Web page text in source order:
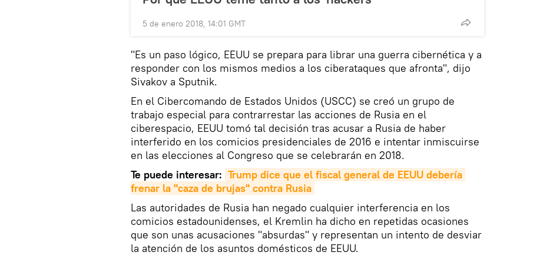
5 de enero 2018, 14:01 GMT
"Es un paso lógico, EEUU se prepara para librar una guerra cibernética y a
responder con los mismos medios a los ciberataques que afronta", dijo
Sivakov a Sputnik.
En el Cibercomando de Estados Unidos (USCC) se creó un grupo de
trabajo especial para contrarrestar las acciones de Rusia en el
ciberespacio, EEUU tomó tal decisión tras acusar a Rusia de haber
interferido en los comicios presidenciales de 2016 e intentar inmiscuirse
en las elecciones al Congreso que se celebrarán en 2018.
Te puede interesar: Trump dice que el fiscal general de EEUU debería
frenar la "caza de brujas" contra Rusia
Las autoridades de Rusia han negado cualquier interferencia en los
comicios estadounidenses, el Kremlin ha dicho en repetidas ocasiones
que son unas acusaciones "absurdas" y representan un intento de desviar
la atención de los asuntos domésticos de EEUU.